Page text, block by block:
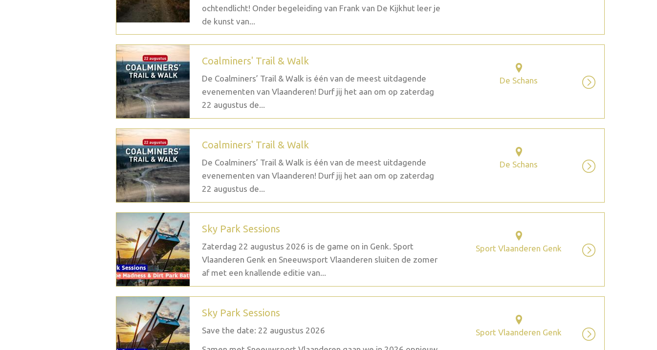
ochtendlicht! Onder begeleiding van Frank van De Kijkhut leer je
de kunst van...
Coalminers' Trail & Walk
De Coalminers’ Trail & Walk is één van de meest uitdagende
evenementen van Vlaanderen! Durf jij het aan om op zaterdag
22 augustus de...
De Schans
Coalminers' Trail & Walk
De Coalminers’ Trail & Walk is één van de meest uitdagende
evenementen van Vlaanderen! Durf jij het aan om op zaterdag
22 augustus de...
De Schans
Sky Park Sessions
Zaterdag 22 augustus 2026 is de game on in Genk. Sport
Vlaanderen Genk en Sneeuwsport Vlaanderen sluiten de zomer
af met een knallende editie van...
Sport Vlaanderen Genk
Sky Park Sessions
Save the date: 22 augustus 2026 Sport Vlaanderen Genk